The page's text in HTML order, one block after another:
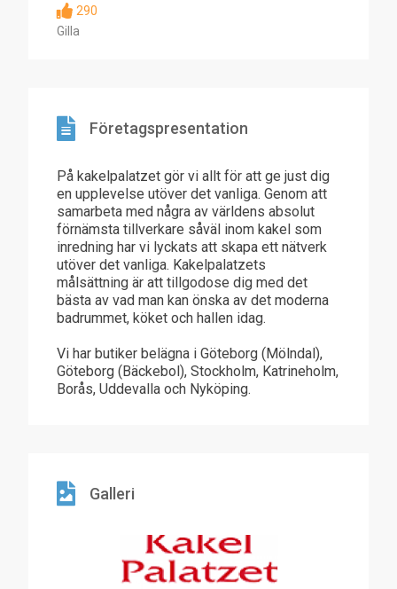
290
Gilla
Företagspresentation
På kakelpalatzet gör vi allt för att ge just dig
en upplevelse utöver det vanliga. Genom att
samarbeta med några av världens absolut
förnämsta tillverkare såväl inom kakel som
inredning har vi lyckats att skapa ett nätverk
utöver det vanliga. Kakelpalatzets
målsättning är att tillgodose dig med det
bästa av vad man kan önska av det moderna
badrummet, köket och hallen idag.
Vi har butiker belägna i Göteborg (Mölndal),
Göteborg (Bäckebol), Stockholm, Katrineholm,
Borås, Uddevalla och Nyköping.
Galleri